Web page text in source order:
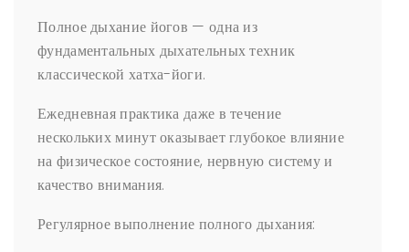
Полное дыхание йогов — одна из
фундаментальных дыхательных техник
классической хатха-йоги.
Ежедневная практика даже в течение
нескольких минут оказывает глубокое влияние
на физическое состояние, нервную систему и
качество внимания.
Регулярное выполнение полного дыхания: